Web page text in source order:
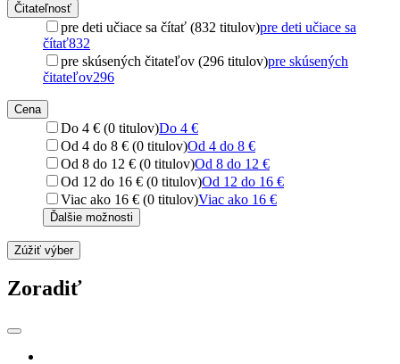
Čitateľnosť
pre deti učiace sa čítať (832 titulov)pre deti učiace sa
čítať832
pre skúsených čitateľov (296 titulov)pre skúsených
čitateľov296
Cena
Do 4 € (0 titulov)Do 4 €
Od 4 do 8 € (0 titulov)Od 4 do 8 €
Od 8 do 12 € (0 titulov)Od 8 do 12 €
Od 12 do 16 € (0 titulov)Od 12 do 16 €
Viac ako 16 € (0 titulov)Viac ako 16 €
Ďalšie možnosti
Zúžiť výber
Zoradiť